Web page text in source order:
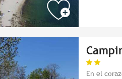
En el